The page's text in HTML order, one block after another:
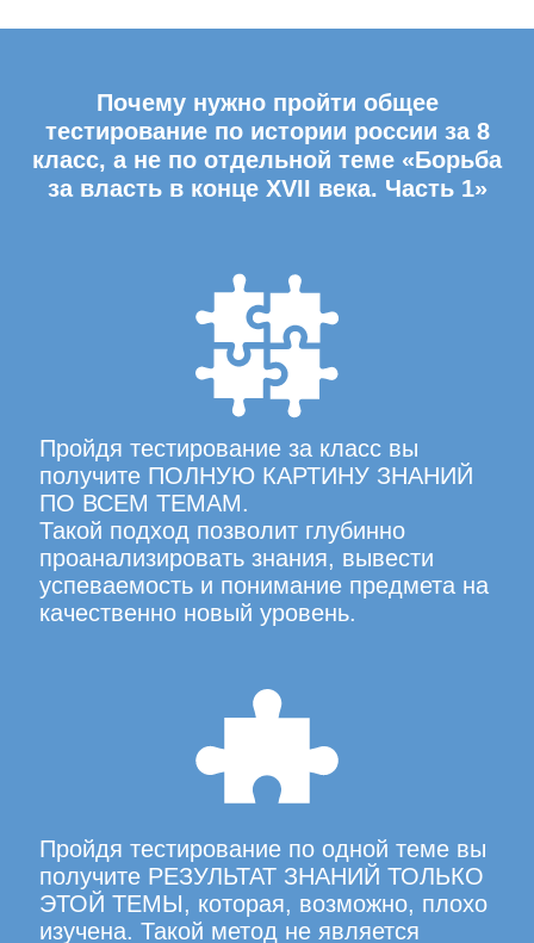
Почему нужно пройти общее
тестирование по истории россии за 8
класс, а не по отдельной теме «Борьба
за власть в конце XVII века. Часть 1»
Пройдя тестирование за класс вы
получите ПОЛНУЮ КАРТИНУ ЗНАНИЙ
ПО ВСЕМ ТЕМАМ.
Такой подход позволит глубинно
проанализировать знания, вывести
успеваемость и понимание предмета на
качественно новый уровень.
Пройдя тестирование по одной теме вы
получите РЕЗУЛЬТАТ ЗНАНИЙ ТОЛЬКО
ЭТОЙ ТЕМЫ, которая, возможно, плохо
изучена. Такой метод не является